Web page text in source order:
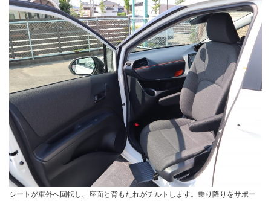
シートが車外へ回転し、座面と背もたれがチルトします。乗り降りをサポー